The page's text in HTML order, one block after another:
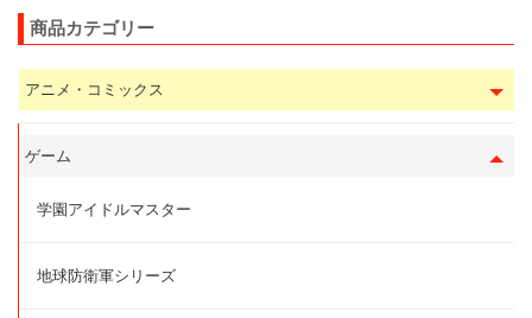
商品カテゴリー
アニメ・コミックス
ゲーム
学園アイドルマスター
地球防衛軍シリーズ